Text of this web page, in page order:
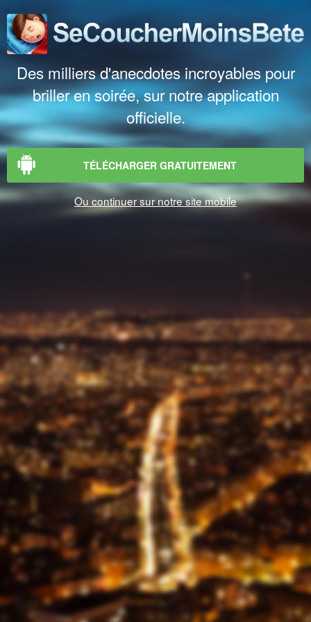
Des milliers d'anecdotes incroyables pour
briller en soirée, sur notre application
officielle.
TÉLÉCHARGER GRATUITEMENT
Ou continuer sur notre site mobile